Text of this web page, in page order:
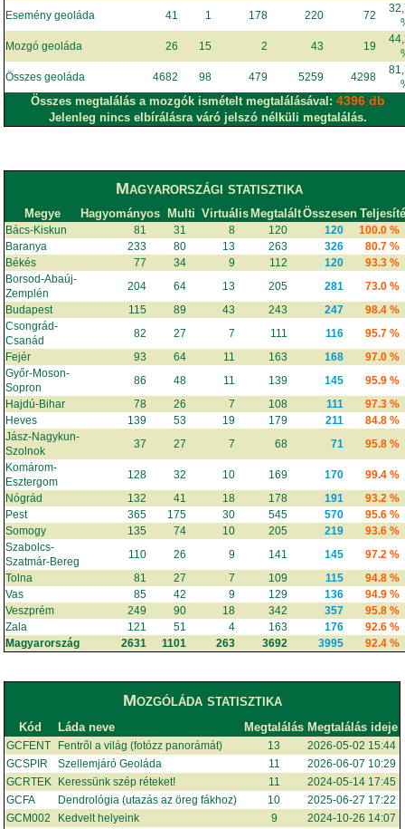
Esemény geoláda
41 1 178 220 72
Mozgó geoláda
26 15 2 43 19
Összes geoláda
4682 98 479 5259 4298
Összes megtalálás a mozgók ismételt megtalálásával:4396 db
Jelenleg nincs elbírálásra váró jelszó nélküli megtalálás.
Magyarországi statisztika
Megye Hagyományos Multi Virtuális MegtaláltÖsszesen
Bács-Kiskun 81 31 8 120 120
100.0 %
Baranya
233 80 13 263 326
80.7 %
Békés
77 34 9 112 120
93.3 %
Borsod-Abaúj-
Zemplén
204 64 13 205 281
73.0 %
Budapest
115 89 43 243 247
98.4 %
Csongrád-
Csanád
82 27 7 111 116
95.7 %
Fejér
93 64 11 163 168
97.0 %
Győr-Moson-
Sopron
86 48 11 139 145
95.9 %
Hajdú-Bihar
78 26 7 108 111
97.3 %
Heves
139 53 19 179 211
84.8 %
Jász-Nagykun-
Szolnok
37 27 7 68 71
95.8 %
Komárom-
Esztergom
128 32 10 169 170
99.4 %
Nógrád
132 41 18 178 191
93.2 %
Pest
365 175 30 545 570
95.6 %
Somogy
135 74 10 205 219
93.6 %
Szabolcs-
Szatmár-Bereg
110 26 9 141 145
97.2 %
Tolna
81 27 7 109 115
94.8 %
Vas
85 42 9 129 136
94.9 %
Veszprém
249 90 18 342 357
95.8 %
Zala
121 51 4 163 176
92.6 %
Magyarország
2631 1101 263 3692 3995 92.4 %
Mozgóláda statisztika
Kód Láda neve Megtalálás Megtalálás ideje
GCFENT Fentről a világ (fotózz panorámát) 13
2026-05-02 15:44
GCSPIR
Szellemjáró Geoláda 11
2026-06-07 10:29
GCRTEK
Keressünk szép réteket! 11
2024-05-14 17:45
GCFA
Dendrológia (utazás az öreg fákhoz) 10
2025-06-27 17:22
GCM002
Kedvelt helyeink 9 2024-10-26 14:07